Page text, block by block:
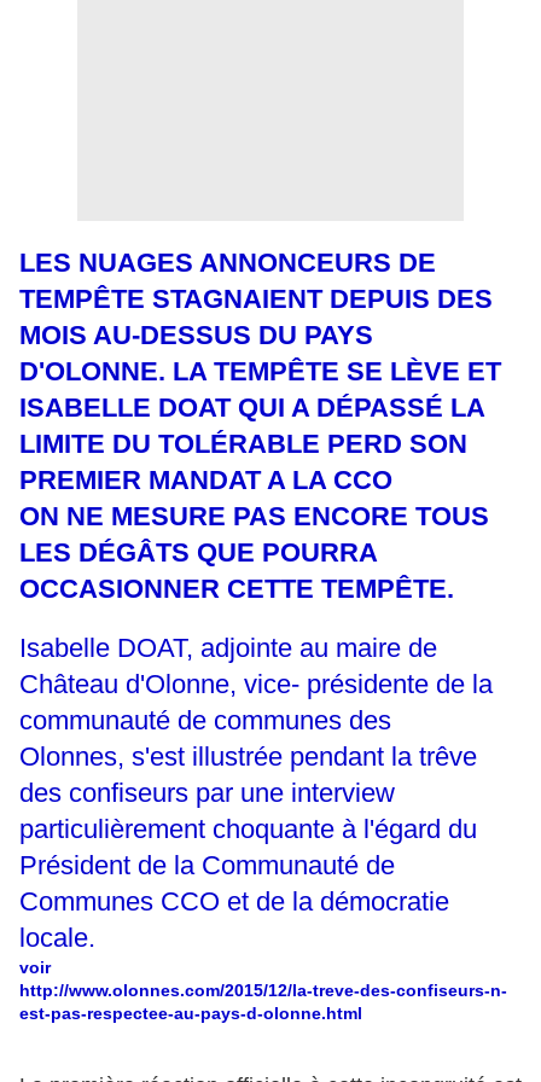
LES NUAGES ANNONCEURS DE
TEMPÊTE STAGNAIENT DEPUIS DES
MOIS AU-DESSUS DU PAYS
D'OLONNE. LA TEMPÊTE SE LÈVE ET
ISABELLE DOAT QUI A DÉPASSÉ LA
LIMITE DU TOLÉRABLE PERD SON
PREMIER MANDAT A LA CCO
ON NE MESURE PAS ENCORE TOUS
LES DÉGÂTS QUE POURRA
OCCASIONNER CETTE TEMPÊTE.
Isabelle DOAT, adjointe au maire de
Château d'Olonne, vice- présidente de la
communauté de communes des
Olonnes, s'est illustrée pendant la trêve
des confiseurs par une interview
particulièrement choquante à l'égard du
Président de la Communauté de
Communes CCO et de la démocratie
locale.
voir
http://www.olonnes.com/2015/12/la-treve-des-confiseurs-n-
est-pas-respectee-au-pays-d-olonne.html